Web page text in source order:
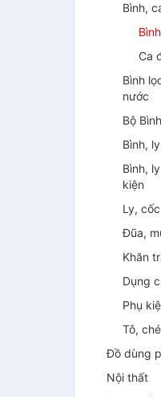
Bình,
Ca
Bình
nước
Bộ
Bình,
Bình,
kiện
Ly, cốc
Đũa,
Khăn
Dụng
Phụ
Tô,
Đồ dùng
Nội thất